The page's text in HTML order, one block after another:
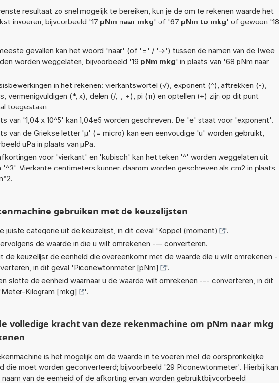
resultaat zo snel mogelijk te bereiken, kun je de om te rekenen waarde het
invoeren, bijvoorbeeld '17 pNm naar mkg' of '67 pNm to mkg' of gewoon '18
gevallen kan het woord 'naar' (of '=' / '->') tussen de namen van de twee
worden weggelaten, bijvoorbeeld '19 pNm mkg' in plaats van '68 pNm naar
in het rekenen: vierkantswortel (√), exponent (^), aftrekken (-),
vermenigvuldigen (*, x), delen (/, :, ÷), pi (π) en optellen (+) zijn op dit punt
toegestaan
van '1,04 x 10^5' kan 1,04e5 worden geschreven. De 'e' staat voor 'exponent'.
van de Griekse letter 'µ' (= micro) kan een eenvoudige 'u' worden gebruikt,
uPa in plaats van µPa.
voor 'vierkant' en 'kubisch' kan het teken '^' worden weggelaten uit
'^3'. Vierkante centimeters kunnen daarom worden geschreven als cm2 in plaats
gebruiken met de keuzelijsten
juiste categorie uit de keuzelijst, in dit geval 'Koppel (moment)
'.
de waarde in die u wilt omrekenen --- converteren.
de keuzelijst de eenheid die overeenkomt met de waarde die u wilt omrekenen -
in dit geval 'Piconewtonmeter [pNm]
'.
slotte de eenheid waarnaar u de waarde wilt omrekenen --- converteren, in dit
Meter-Kilogram [mkg] '.
volledige kracht van deze rekenmachine om pNm naar mkg
is het mogelijk om de waarde in te voeren met de oorspronkelijke
die moet worden geconverteerd; bijvoorbeeld '29 Piconewtonmeter'. Hierbij kan
van de eenheid of de afkorting ervan worden gebruiktbijvoorbeeld